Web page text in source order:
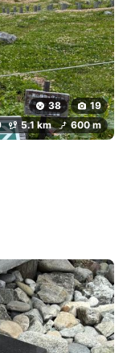
38
19
5.1 km 600 m